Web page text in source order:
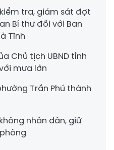
tra, giám sát đợt
Bí thư đối với Ban
Tĩnh
Chủ tịch UBND tỉnh
mưa lớn
Trần Phú thành
nhân dân, giữ